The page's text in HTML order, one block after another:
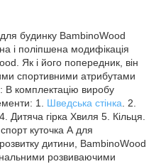
будинку BambinoWood
і поліпшена модифікація
Як і його попередник, він
спортивними атрибутами
В комплектацію виробу
1. Шведська стінка . 2.
4. Дитяча гірка Хвиля 5. Кільця.
куточка А для
дитини, BambinoWood
розвиваючими